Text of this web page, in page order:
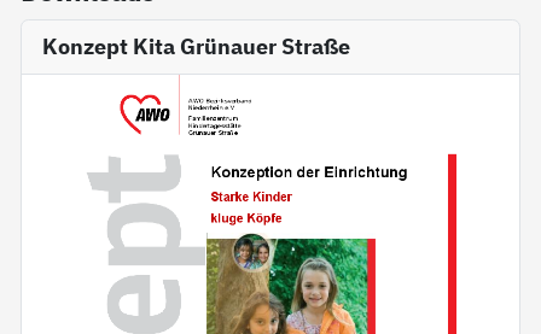
Konzept Kita Grünauer Straße